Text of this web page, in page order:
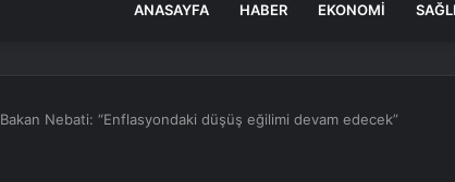
ANASAYFA HABER EKONOMI
Bakan Nebati: “Enflasyondaki düşüş eğilimi devam edecek”